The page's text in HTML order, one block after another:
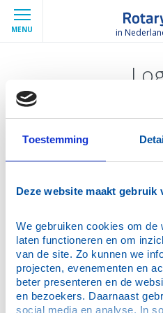
Toestemming
Deze website maakt gebruik
We gebruiken cookies om de
laten functioneren en om
van de site. Zo kunnen we
projecten, evenementen en
beter presenteren en de
en bezoekers. Daarnaast
social media en analyse. In
MENU in
Vraag een nieuw
E-mailadres*
Vul hier jouw e-mailadres in
ledenadministratie.
Verstuur
Hulp bij